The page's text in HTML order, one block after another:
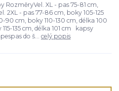
RozměryVel. XL - pas 75-81 cm,
2XL - pas 77-86 cm, boky 105-125
90 cm, boky 110-130 cm, délka 100
135 cm, délka 101 cm kapsy
do š... celý popis